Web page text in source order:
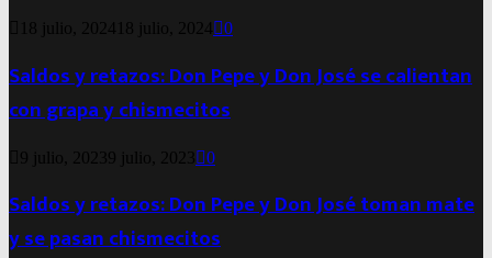
18 julio, 2024 18 julio, 2024 0
Saldos y retazos: Don Pepe y Don José se calientan
con grapa y chismecitos
9 julio, 20239 julio, 2023 0
Saldos y retazos: Don Pepe y Don José toman mate
y se pasan chismecitos